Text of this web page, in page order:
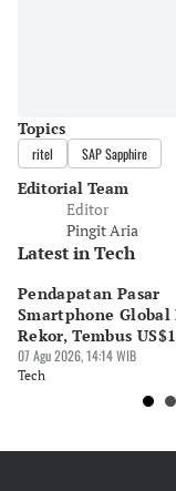
Topics
ritel SAP Sapphire
Editorial Team
Editor
Pingit Aria
Latest in Tech
Pendapatan Pasar
Smartphone Global
Rekor, Tembus
Miliar
07 Agu 2026, 14:14 WIB
Tech